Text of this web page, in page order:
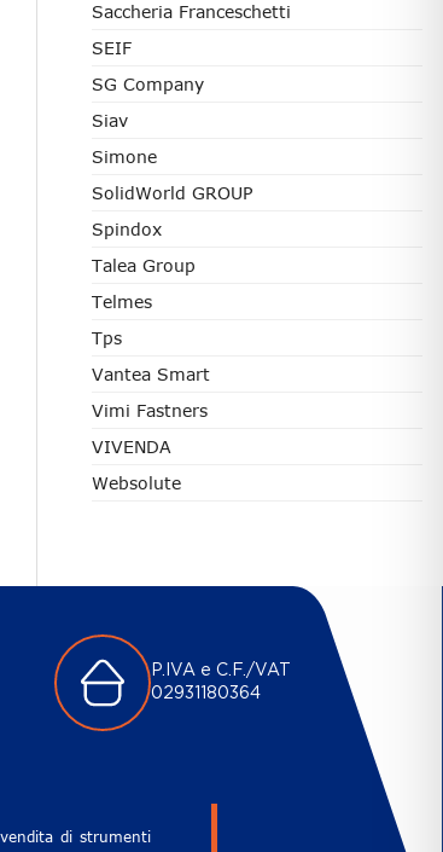
Saccheria Franceschetti
SEIF
SG Company
Siav
Simone
SolidWorld GROUP
Spindox
Talea Group
Telmes
Tps
Vantea Smart
Vimi Fastners
VIVENDA
Websolute
P.IVA e C.F./VAT
02931180364
di strumenti